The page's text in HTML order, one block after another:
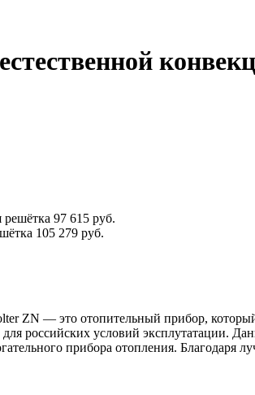
решётка 97 615 руб.
105 279 руб.
ZN — это отопительный прибор,
российских условий эксплутатации.
прибора отопления.